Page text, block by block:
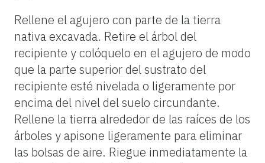
Rellene el agujero con parte de la tierra
nativa excavada. Retire el árbol del
recipiente y colóquelo en el agujero de modo
que la parte superior del sustrato del
recipiente esté nivelada o ligeramente por
encima del nivel del suelo circundante.
Rellene la tierra alrededor de las raíces de los
árboles y apisone ligeramente para eliminar
las bolsas de aire. Riegue inmediatamente la